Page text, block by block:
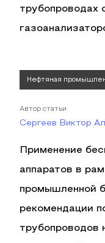
Нефтяная
Автор статьи
Сергеев Виктор
Применение
аппаратов в
промышленной
рекомендации
трубопроводов